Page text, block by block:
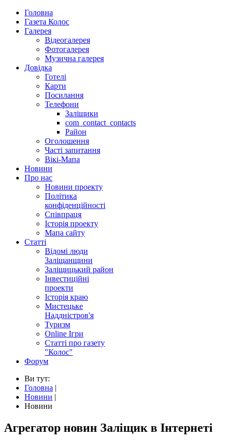
Головна
Газета Колос
Галерея
Відеогалерея
Фотогалерея
Музична галерея
Довідка
Готелі
Карти
Посилання
Телефони
Заліщики
com_contact_contacts
Район
Оголошення
Часті запитання
Вікі-Мапа
Новини
Про нас
Новини проекту
Політика
конфіденційності
Співпраця
Історія проекту
Мапа сайту
Статті
Відомі люди
Заліщанщини
Заліщицький район
Інвестиційні
проекти
Історія краю
Мистецьке
Наддністров'я
Туризм
Online Ігри
Статті про газету
"Колос"
Форум
Ви тут:
Головна |
Новини |
Новини
Агрегатор новин Заліщик в Інтернеті